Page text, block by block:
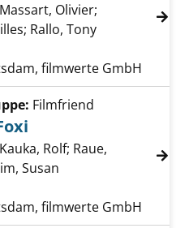
Massart, Olivier;
; Rallo, Tony
filmwerte GmbH
Filmfriend
Kauka, Rolf; Raue,
Susan
filmwerte GmbH